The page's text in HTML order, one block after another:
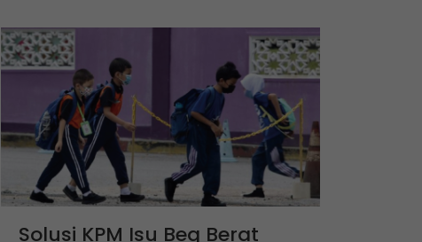
Solusi KPM Isu Beg Berat